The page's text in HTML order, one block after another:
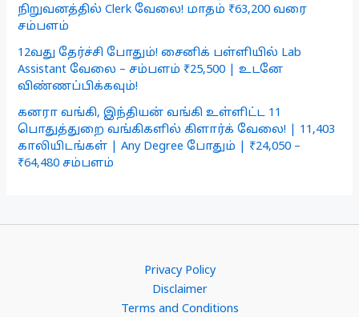
நிறுவனத்தில் Clerk வேலை! மாதம் ₹63,200 வரை
சம்பளம்
12வது தேர்ச்சி போதும்! சைனிக் பள்ளியில் Lab
Assistant வேலை – சம்பளம் ₹25,500 | உடனே
விண்ணப்பிக்கவும்!
கனரா வங்கி, இந்தியன் வங்கி உள்ளிட்ட 11
பொதுத்துறை வங்கிகளில் கிளார்க் வேலை! | 11,403
காலியிடங்கள் | Any Degree போதும் | ₹24,050 –
₹64,480 சம்பளம்
Privacy Policy
Disclaimer
Terms and Conditions